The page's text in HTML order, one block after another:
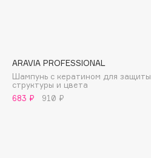
Balmain Hair Couture
Banderas
Basicare
ARAVIA PROFESSIONAL
Шампунь с кератином для защиты
структуры и цвета
683 ₽
910 ₽